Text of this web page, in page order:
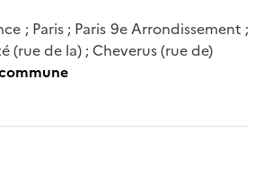
; Paris ; Paris 9e Arrondissement ;
(rue de la) ; Cheverus (rue de)